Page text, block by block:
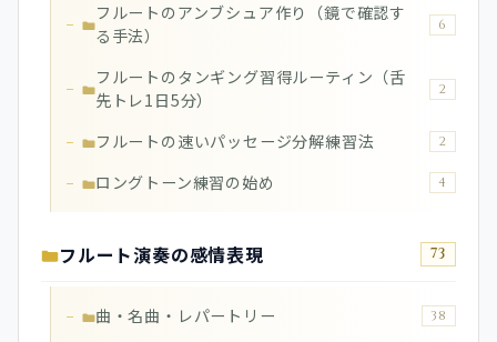
フルートのアンブシュア作り（鏡で確認す
る手法）
6
フルートのタンギング習得ルーティン（舌
先トレ1日5分）
2
フルートの速いパッセージ分解練習法 2
ロングトーン練習の始め 4
フルート演奏の感情表現 73
曲・名曲・レパートリー 38